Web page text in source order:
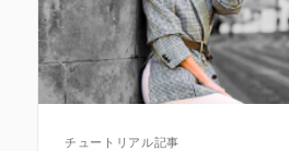
チュートリアル記事